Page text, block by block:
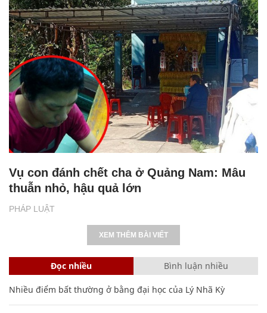
PHÁP LUẬT
Vụ con đánh chết cha ở Quảng Nam: Mâu
thuẫn nhỏ, hậu quả lớn
XEM THÊM BÀI VIẾT
Đọc nhiều Bình luận nhiều
Nhiều điểm bất thường ở bằng đại học của Lý Nhã Kỳ